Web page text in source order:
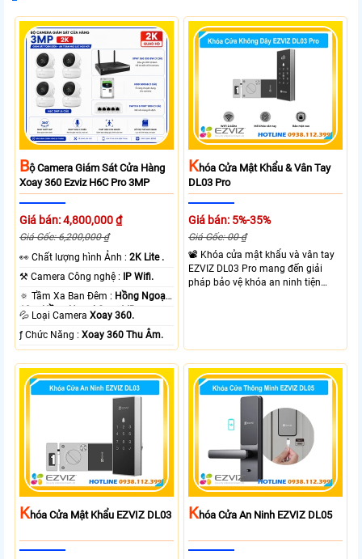
BỘ Camera Giám Sát Cửa Hàng
Xoay 360 Ezviz H6C Pro 3MP
Giá bán: 4,800,000 ₫
Giá Gốc: 6,200,000 ₫
️👀 Chất lượng hình Ảnh :2K Lite .
⚒ Camera Công nghệ : IP Wifi.
🔅 Tầm Xa Ban Đêm : Hồng Ngoại
10m Hồng Ngoại Smart IR.
💦 Loại CameraXoay 360.
️ƒ Chức Năng :Xoay 360 Thu Âm.
KHóa Cửa Mật Khẩu & Vân Tay
DL03 Pro
Giá bán: 5%-35%
Giá Gốc: 00 ₫
📽 Khóa cửa mật khẩu và vân tay
EZVIZ DL03 Pro mang đến giải
pháp bảo vệ khóa an ninh tiện
dụng phù hợp cho gia đình và văn
phòng giúp kiểm soát ra vào linh
hoạt.
KHóa Cửa Mật Khẩu EZVIZ DL03 KHóa Cửa An Ninh EZVIZ DL05